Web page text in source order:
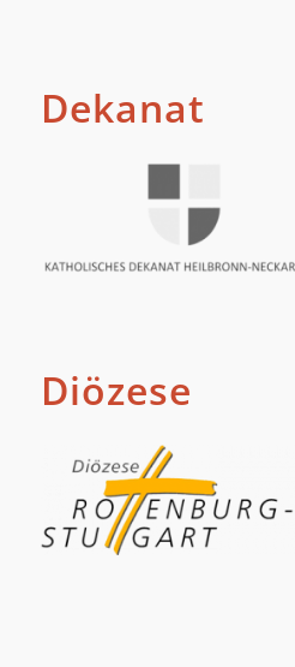
Dekanat
Diözese